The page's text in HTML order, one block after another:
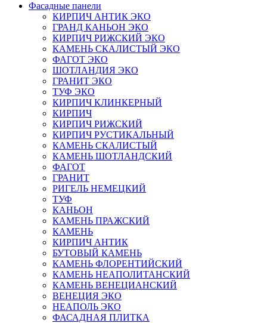
Фасадные панели
КИРПИЧ АНТИК ЭКО
ГРАНД КАНЬОН ЭКО
КИРПИЧ РИЖСКИЙ ЭКО
КАМЕНЬ СКАЛИСТЫЙ ЭКО
ФАГОТ ЭКО
ШОТЛАНДИЯ ЭКО
ГРАНИТ ЭКО
ТУФ ЭКО
КИРПИЧ КЛИНКЕРНЫЙ
КИРПИЧ
КИРПИЧ РИЖСКИЙ
КИРПИЧ РУСТИКАЛЬНЫЙ
КАМЕНЬ СКАЛИСТЫЙ
КАМЕНЬ ШОТЛАНДСКИЙ
ФАГОТ
ГРАНИТ
РИГЕЛЬ НЕМЕЦКИЙ
ТУФ
КАНЬОН
КАМЕНЬ ПРАЖСКИЙ
КАМЕНЬ
КИРПИЧ АНТИК
БУТОВЫЙ КАМЕНЬ
КАМЕНЬ ФЛОРЕНТИЙСКИЙ
КАМЕНЬ НЕАПОЛИТАНСКИЙ
КАМЕНЬ ВЕНЕЦИАНСКИЙ
ВЕНЕЦИЯ ЭКО
НЕАПОЛЬ ЭКО
ФАСАДНАЯ ПЛИТКА